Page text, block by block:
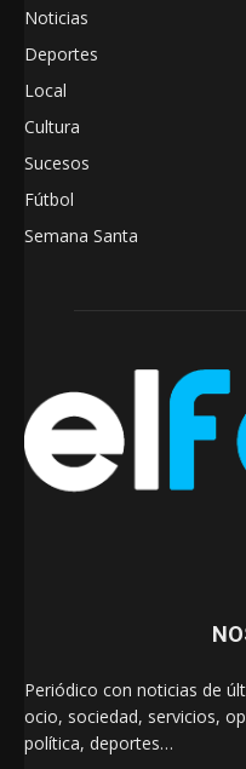
Noticias
Deportes
Local
Cultura
Sucesos
Fútbol
Semana Santa
Periódico con noticias de
ocio, sociedad, servicios,
política, deportes…